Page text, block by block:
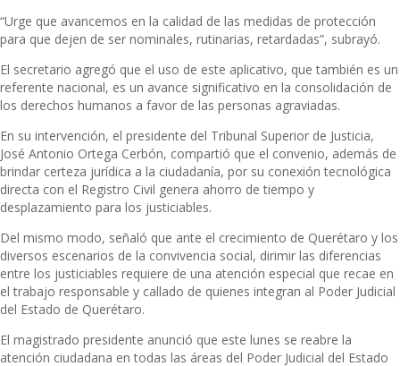
“Urge que avancemos en la calidad de las medidas de protección
para que dejen de ser nominales, rutinarias, retardadas”, subrayó.
El secretario agregó que el uso de este aplicativo, que también es un
referente nacional, es un avance significativo en la consolidación de
los derechos humanos a favor de las personas agraviadas.
En su intervención, el presidente del Tribunal Superior de Justicia,
José Antonio Ortega Cerbón, compartió que el convenio, además de
brindar certeza jurídica a la ciudadanía, por su conexión tecnológica
directa con el Registro Civil genera ahorro de tiempo y
desplazamiento para los justiciables.
Del mismo modo, señaló que ante el crecimiento de Querétaro y los
diversos escenarios de la convivencia social, dirimir las diferencias
entre los justiciables requiere de una atención especial que recae en
el trabajo responsable y callado de quienes integran al Poder Judicial
del Estado de Querétaro.
El magistrado presidente anunció que este lunes se reabre la
atención ciudadana en todas las áreas del Poder Judicial del Estado